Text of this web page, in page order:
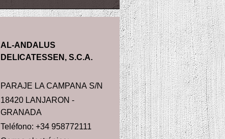
AL-ANDALUS
DELICATESSEN, S.C.A.
PARAJE LA CAMPANA S/N
18420 LANJARON -
GRANADA
Teléfono: +34 958772111